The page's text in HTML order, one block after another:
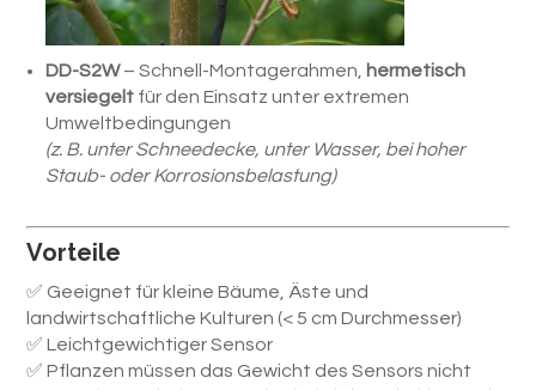
DD-S2W– Schnell-Montagerahmen, hermetisch
versiegelt für den Einsatz unter extremen
Umweltbedingungen
(z. B. unter Schneedecke, unter Wasser, bei hoher
Staub- oder Korrosionsbelastung)
Vorteile
✅ Geeignet für kleine Bäume, Äste und
landwirtschaftliche Kulturen (< 5 cm Durchmesser)
✅ Leichtgewichtiger Sensor
✅ Pflanzen müssen das Gewicht des Sensors nicht